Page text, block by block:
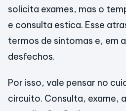
solicita exames, mas o
e consulta estica. Esse
termos de sintomas e, em
desfechos.
Por isso, vale pensar no
circuito. Consulta, exame,